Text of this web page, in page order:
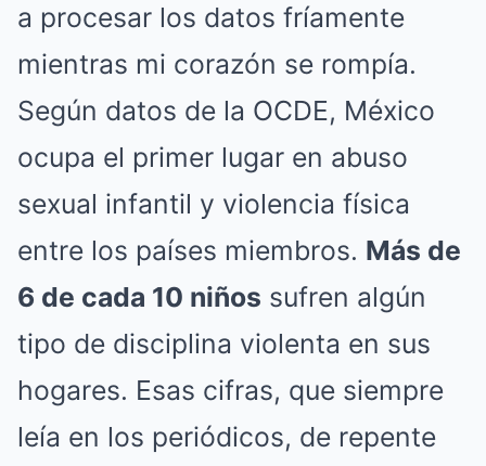
a procesar los datos fríamente
mientras mi corazón se rompía.
Según datos de la OCDE, México
ocupa el primer lugar en abuso
sexual infantil y violencia física
entre los países miembros. Más de
6 de cada 10 niños sufren algún
tipo de disciplina violenta en sus
hogares. Esas cifras, que siempre
leía en los periódicos, de repente